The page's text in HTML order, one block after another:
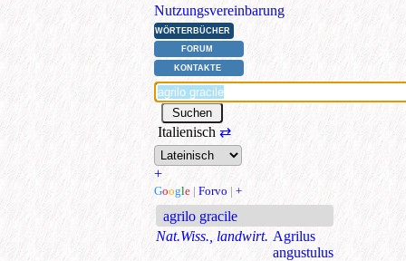
Nutzungsvereinbarung
WÖRTERBÜCHER
FORUM
KONTAKTE
Italienisch⇄
+
Google | Forvo | +
agrilo gracile
Nat.Wiss., landwirt. Agrilus
angustulus